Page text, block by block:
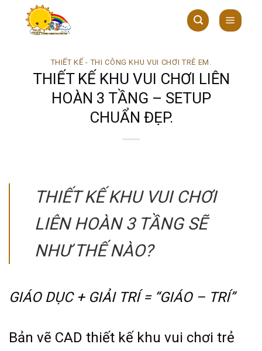
THIẾT KẾ - THI CÔNG KHU VUI CHƠI TRẺ EM.
THIẾT KẾ KHU VUI CHƠI LIÊN
HOÀN 3 TẦNG – SETUP
CHUẨN ĐẸP.
THIẾT KẾ KHU VUI CHƠI
LIÊN HOÀN 3 TẦNG SẼ
NHƯ THẾ NÀO?
GIÁO DỤC + GIẢI TRÍ = “GIÁO – TRÍ”
Bản vẽ CAD thiết kế khu vui chơi trẻ